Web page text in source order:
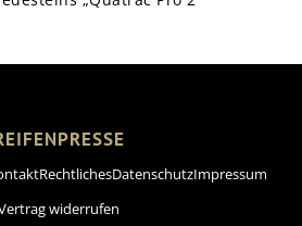
RechtlichesDatenschutzImpressum
widerrufen